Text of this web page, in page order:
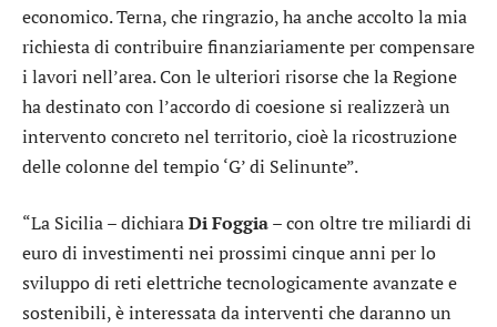
economico. Terna, che ringrazio, ha anche accolto la mia
richiesta di contribuire finanziariamente per compensare
i lavori nell’area. Con le ulteriori risorse che la Regione
ha destinato con l’accordo di coesione si realizzerà un
intervento concreto nel territorio, cioè la ricostruzione
delle colonne del tempio ‘G’ di Selinunte”.
“La Sicilia – dichiaraDi Foggia– con oltre tre miliardi di
euro di investimenti nei prossimi cinque anni per lo
sviluppo di reti elettriche tecnologicamente avanzate e
sostenibili, è interessata da interventi che daranno un